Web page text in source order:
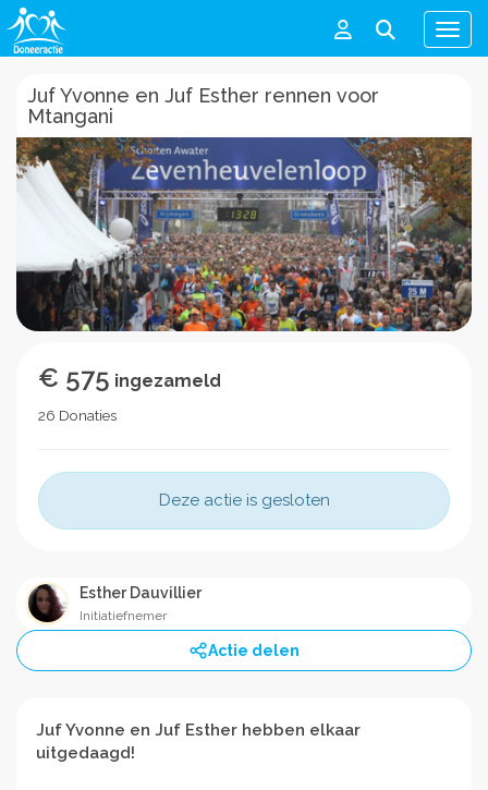
Menu
Juf Yvonne en Juf Esther rennen voor
Mtangani
€ 575 ingezameld
26 Donaties
Deze actie is gesloten
Esther Dauvillier
Initiatiefnemer
Actie delen
Juf Yvonne en Juf Esther hebben elkaar
uitgedaagd!